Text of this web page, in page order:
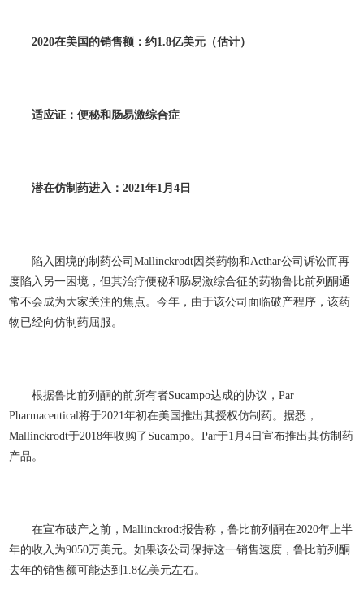
2020在美国的销售额：约1.8亿美元（估计）
适应证：便秘和肠易激综合症
潜在仿制药进入：2021年1月4 日
陷入困境的制药公司Mallinckrodt因类药物和Acthar公司诉讼而再
度陷入另一困境，但其治疗便秘和肠易激综合征的药物鲁比前列酮通
常不会成为大家关注的焦点。今年，由于该公司面临破产程序，该药
物已经向仿制药屈服。
根据鲁比前列酮的前所有者Sucampo达成的协议，Par
Pharmaceutical将于2021年初在美国推出其授权仿制药。据悉，
Mallinckrodt于2018年收购了Sucampo。Par于1月4日宣布推出其仿制药
产品。
在宣布破产之前，Mallinckrodt报告称，鲁比前列酮在2020年上半
年的收入为9050万美元。如果该公司保持这一销售速度，鲁比前列酮
去年的销售额可能达到1.8亿美元左右。